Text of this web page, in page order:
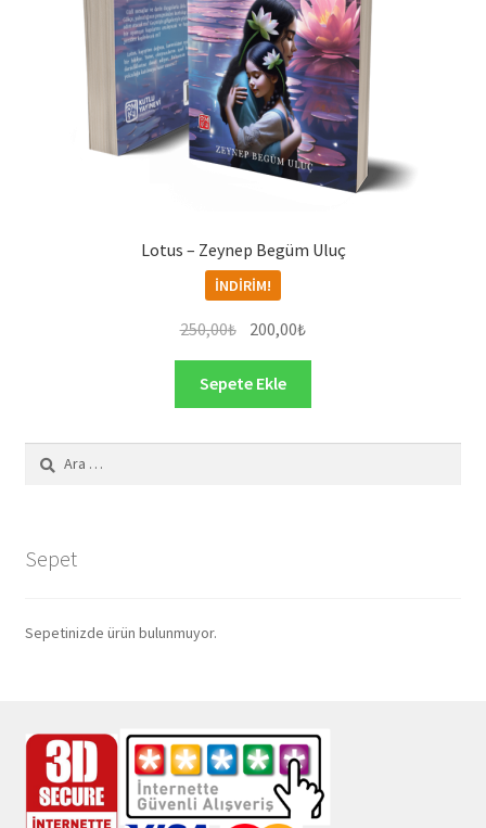
Lotus – Zeynep Begüm Uluç
İNDIRIM!
250,00₺ Orijinal
250,00₺.
200,00₺Şu
200,00₺.
Sepete Ekle
Arama:
Sepet
Sepetinizde ürün bulunmuyor.